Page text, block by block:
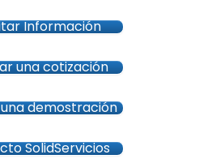
Información
una cotización
demostración
SolidServicios